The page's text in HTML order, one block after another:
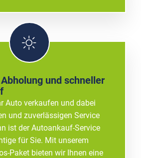
und schneller
Auto verkaufen und dabei
und zuverlässigen Service
ist der Autoankauf-Service
für Sie. Mit unserem
Paket bieten wir Ihnen eine